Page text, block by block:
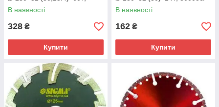
6000об/хв GRAD (1958575)
В наявності
328 ₴
Купити
хв GRAD (1957625)
В наявності
162 ₴
Купити